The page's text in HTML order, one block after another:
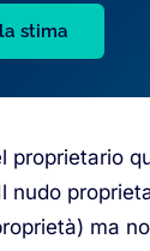
stima
ma